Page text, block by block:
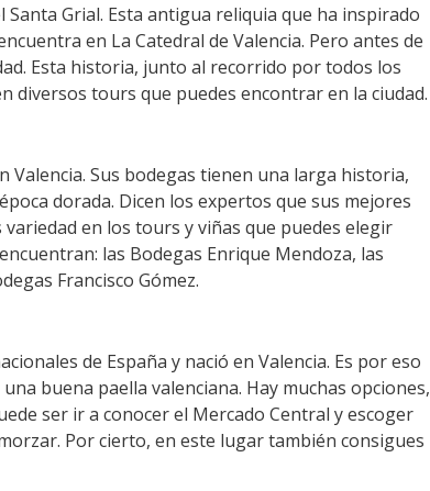
Grial. Esta antigua reliquia que ha inspirado
en La Catedral de Valencia. Pero antes de
Esta historia, junto al recorrido por todos los
diversos tours que puedes encontrar en la ciudad.
Valencia. Sus bodegas tienen una larga historia,
dorada. Dicen los expertos que sus mejores
en los tours y viñas que puedes elegir
las Bodegas Enrique Mendoza, las
Francisco Gómez.
de España y nació en Valencia. Es por eso
buena paella valenciana. Hay muchas opciones,
ser ir a conocer el Mercado Central y escoger
Por cierto, en este lugar también consigues